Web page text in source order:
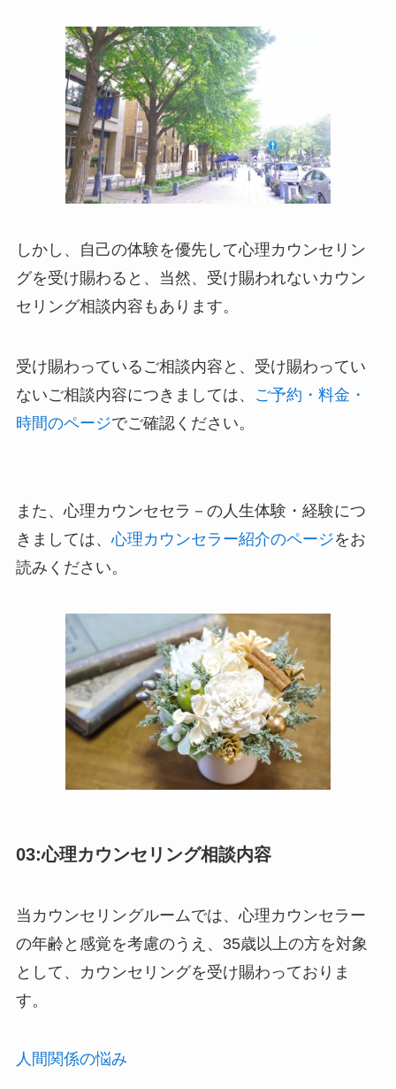
しかし、自己の体験を優先して心理カウンセリン
グを受け賜わると、当然、受け賜われないカウン
セリング相談内容もあります。
受け賜わっているご相談内容と、受け賜わってい
ないご相談内容につきましては、
ご予約・料金・
時間のページでご確認ください。
また、心理カウンセセラ－の人生体験・経験につ
きましては、心理カウンセラー紹介のページをお
読みください。
03:心理カウンセリング相談内容
当カウンセリングルームでは、心理カウンセラー
の年齢と感覚を考慮のうえ、35歳以上の方を対象
として、カウンセリングを受け賜わっておりま
す。
人間関係の悩み